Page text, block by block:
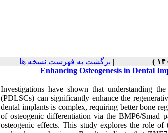
| برگشت به فهرست نسخه ها
Enhancing Osteogenesis in Dental
Investigations have shown that understanding
(PDLSCs) can significantly enhance the
dental implants is complex, requiring better bone
of osteogenic differentiation via the BMP6/Smad
osteogenic effects. This study explores the role